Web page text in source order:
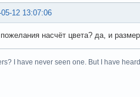
05-12 13:07:06
насчёт цвета? да, и
I have never seen one. But I have